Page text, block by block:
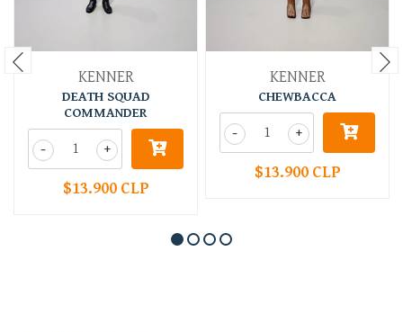
KENNER
DEATH SQUAD
COMMANDER
+
-
$13.900 CLP
KENNER
CHEWBACCA
+
-
$13.900 CLP